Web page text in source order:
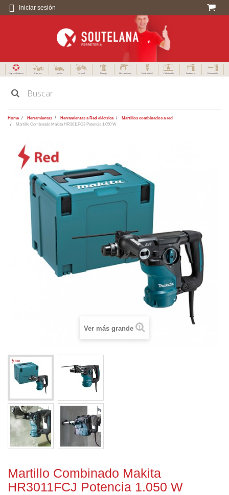
Iniciar sesión
Especialistas en Campo Jardín Forestal Menaje Herramientas Electricidad Calefacción Fontanería Decoración
Home Herramientas Herramientas a Red eléctrica
Martillos combinados a red
Martillo Combinado Makita HR3011FCJ Potencia 1.050 W
Ver más grande
Martillo Combinado Makita
HR3011FCJ Potencia 1.050 W